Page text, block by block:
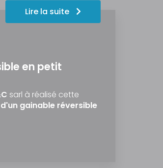
en petit
sarl à réalisé cette
gainable réversible
Lire la suite